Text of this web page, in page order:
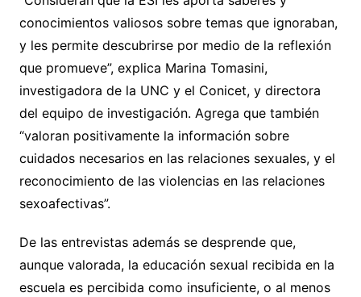
conocimientos valiosos sobre temas que ignoraban,
y les permite descubrirse por medio de la reflexión
que promueve”, explica Marina Tomasini,
investigadora de la UNC y el Conicet, y directora
del equipo de investigación. Agrega que también
“valoran positivamente la información sobre
cuidados necesarios en las relaciones sexuales, y el
reconocimiento de las violencias en las relaciones
sexoafectivas”.
De las entrevistas además se desprende que,
aunque valorada, la educación sexual recibida en la
escuela es percibida como insuficiente, o al menos